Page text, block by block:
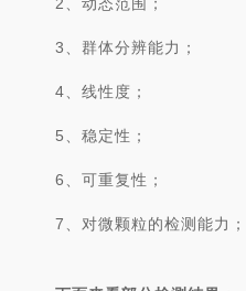
3、群体分辨能力；
4、线性度；
5、稳定性；
6、可重复性；
7、对微颗粒的检测能力；